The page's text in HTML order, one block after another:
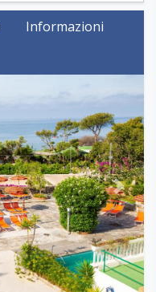
Informazioni
Next